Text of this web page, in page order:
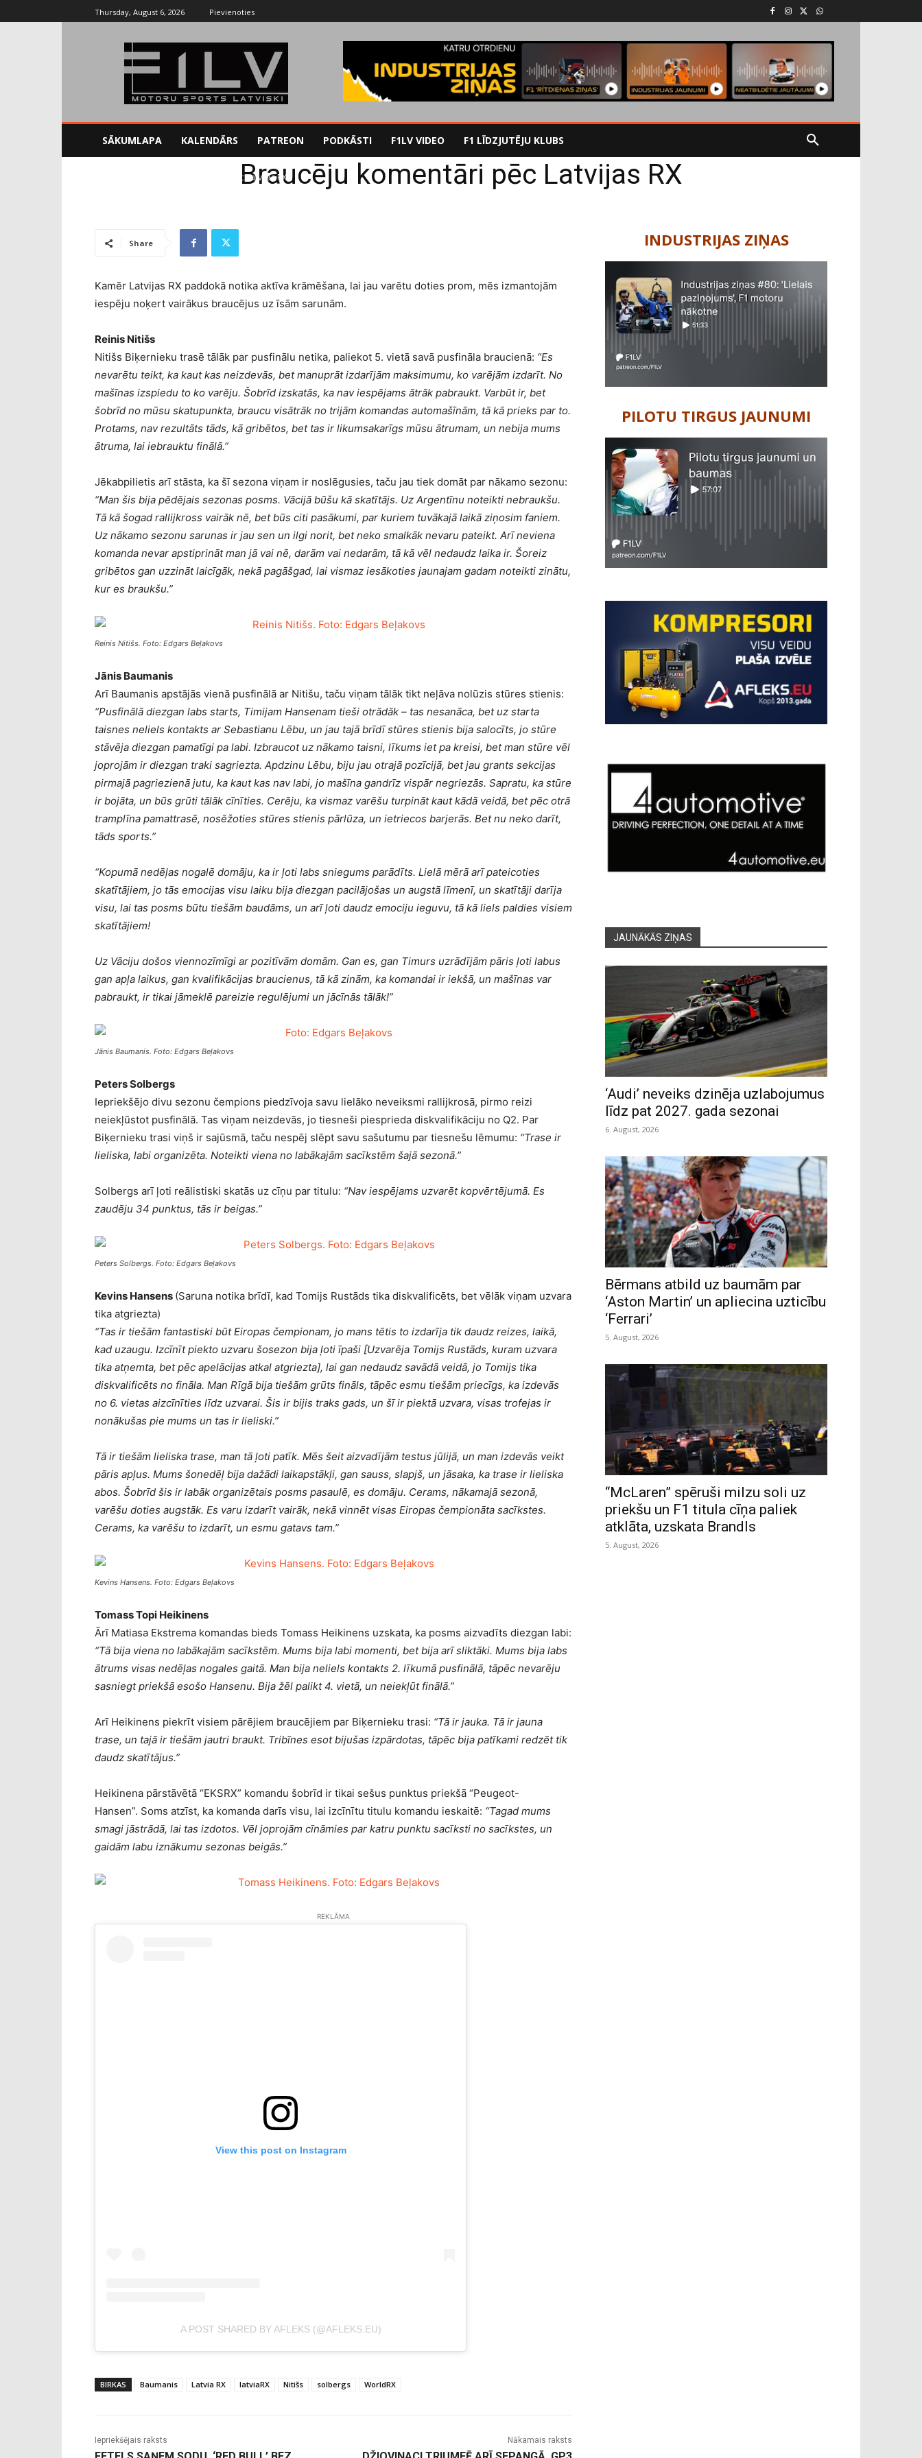
Thursday, August 6, 2026 Pievienoties
SĀKUMLAPA KALENDĀRS PATREON PODKĀSTI F1LV VIDEO F1 LĪDZJUTĒJU KLUBS
Braucēju komentāri pēc Latvijas RXBraucēju komentāri pēc Latvijas RX
Share
Kamēr Latvijas RX paddokā notika aktīva krāmēšana, lai jau varētu doties prom, mēs izmantojām
iespēju noķert vairākus braucējus uz īsām sarunām.
Reinis Nitišs
Nitišs Biķernieku trasē tālāk par pusfinālu netika, paliekot 5. vietā savā pusfināla braucienā: “Es
nevarētu teikt, ka kaut kas neizdevās, bet manuprāt izdarījām maksimumu, ko varējām izdarīt. No
mašīnas izspiedu to ko varēju. Šobrīd izskatās, ka nav iespējams ātrāk pabraukt. Varbūt ir, bet
šobrīd no mūsu skatupunkta, braucu visātrāk no trijām komandas automašīnām, tā kā prieks par to.
Protams, nav rezultāts tāds, kā gribētos, bet tas ir likumsakarīgs mūsu ātrumam, un nebija mums
ātruma, lai iebrauktu finālā.”
Jēkabpilietis arī stāsta, ka šī sezona viņam ir noslēgusies, taču jau tiek domāt par nākamo sezonu:
“Man šis bija pēdējais sezonas posms. Vācijā būšu kā skatītājs. Uz Argentīnu noteikti nebraukšu.
Tā kā šogad rallijkross vairāk nē, bet būs citi pasākumi, par kuriem tuvākajā laikā ziņosim faniem.
Uz nākamo sezonu sarunas ir jau sen un ilgi norit, bet neko smalkāk nevaru pateikt. Arī neviena
komanda nevar apstiprināt man jā vai nē, darām vai nedarām, tā kā vēl nedaudz laika ir. Šoreiz
gribētos gan uzzināt laicīgāk, nekā pagāšgad, lai vismaz iesākoties jaunajam gadam noteikti zinātu,
kur es braukšu.”
Reinis Nitišs. Foto: Edgars Beļakovs
Jānis Baumanis
Arī Baumanis apstājās vienā pusfinālā ar Nitišu, taču viņam tālāk tikt neļāva nolūzis stūres stienis:
“Pusfinālā diezgan labs starts, Timijam Hansenam tieši otrādāk – tas nesanāca, bet uz starta
taisnes neliels kontakts ar Sebastianu Lēbu, un jau tajā brīdī stūres stienis bija salocīts, jo stūre
stāvēja diezgan pamatīgi pa labi. Izbraucot uz nākamo taisni, līkums iet pa kreisi, bet man stūre vēl
joprojām ir diezgan traki sagriezta. Apdzinu Lēbu, biju jau otrajā pozīcijā, bet jau grants sekcijas
pirmajā pagriezienā jutu, ka kaut kas nav labi, jo mašīna gandrīz vispār negriezās. Sapratu, ka stūre
ir bojāta, un būs grūti tālāk cīnīties. Cerēju, ka vismaz varēšu turpināt kaut kādā veidā, bet pēc otrā
tramplīna pamattrasē, nosēžoties stūres stienis pārlūza, un ietriecos barjerās. Bet nu neko darīt,
tāds sports.”
“Kopumā nedēļas nogalē domāju, ka ir ļoti labs sniegums parādīts. Lielā mērā arī pateicoties
skatītājiem, jo tās emocijas visu laiku bija diezgan pacilājošas un augstā līmenī, un skatītāji darīja
visu, lai tas posms būtu tiešām baudāms, un arī ļoti daudz emociju ieguvu, tā kā liels paldies visiem
skatītājiem!
Uz Vāciju došos viennozīmīgi ar pozitīvām domām. Gan es, gan Timurs uzrādījām pāris ļoti labus
gan apļa laikus, gan kvalifikācijas braucienus, tā kā zinām, ka komandai ir iekšā, un mašīnas var
pabraukt, ir tikai jāmeklē pareizie regulējumi un jācīnās tālāk!”
Jānis Baumanis. Foto: Edgars Beļakovs
Peters Solbergs
Iepriekšējo divu sezonu čempions piedzīvoja savu lielāko neveiksmi rallijkrosā, pirmo reizi
neiekļūstot pusfinālā. Tas viņam neizdevās, jo tiesneši piesprieda diskvalifikāciju no Q2. Par
Biķernieku trasi viņš ir sajūsmā, taču nespēj slēpt savu sašutumu par tiesnešu lēmumu: “Trase ir
lieliska, labi organizēta. Noteikti viena no labākajām sacīkstēm šajā sezonā.”
Solbergs arī ļoti reālistiski skatās uz cīņu par titulu: “Nav iespējams uzvarēt kopvērtējumā. Es
zaudēju 34 punktus, tās ir beigas.”
Peters Solbergs. Foto: Edgars Beļakovs
Kevins Hansens (Saruna notika brīdī, kad Tomijs Rustāds tika diskvalificēts, bet vēlāk viņam uzvara
tika atgriezta)
“Tas ir tiešām fantastiski būt Eiropas čempionam, jo mans tētis to izdarīja tik daudz reizes, laikā,
kad uzaugu. Izcīnīt piekto uzvaru šosezon bija ļoti īpaši [Uzvarēja Tomijs Rustāds, kuram uzvara
tika atņemta, bet pēc apelācijas atkal atgriezta], lai gan nedaudz savādā veidā, jo Tomijs tika
diskvalificēts no fināla. Man Rīgā bija tiešām grūts fināls, tāpēc esmu tiešām priecīgs, ka izdevās
no 6. vietas aizcīnīties līdz uzvarai. Šis ir bijis traks gads, un šī ir piektā uzvara, visas trofejas ir
nonākušas pie mums un tas ir lieliski.”
Tā ir tiešām lieliska trase, man tā ļoti patīk. Mēs šeit aizvadījām testus jūlijā, un man izdevās veikt
pāris apļus. Mums šonedēļ bija dažādi laikapstākļi, gan sauss, slapjš, un jāsaka, ka trase ir lieliska
abos. Šobrīd šis ir labāk organizētais posms pasaulē, es domāju. Cerams, nākamajā sezonā,
varēšu doties augstāk. Es varu izdarīt vairāk, nekā vinnēt visas Eiropas čempionāta sacīkstes.
Cerams, ka varēšu to izdarīt, un esmu gatavs tam.”
Kevins Hansens. Foto: Edgars Beļakovs
Tomass Topi Heikinens
Ārī Matiasa Ekstrema komandas bieds Tomass Heikinens uzskata, ka posms aizvadīts diezgan labi:
“Tā bija viena no labākajām sacīkstēm. Mums bija labi momenti, bet bija arī sliktāki. Mums bija labs
ātrums visas nedēļas nogales gaitā. Man bija neliels kontakts 2. līkumā pusfinālā, tāpēc nevarēju
sasniegt priekšā esošo Hansenu. Bija žēl palikt 4. vietā, un neiekļūt finālā.”
Arī Heikinens piekrīt visiem pārējiem braucējiem par Biķernieku trasi: “Tā ir jauka. Tā ir jauna
trase, un tajā ir tiešām jautri braukt. Tribīnes esot bijušas izpārdotas, tāpēc bija patīkami redzēt tik
daudz skatītājus.”
Heikinena pārstāvētā “EKSRX” komandu šobrīd ir tikai sešus punktus priekšā “Peugeot-
Hansen”. Soms atzīst, ka komanda darīs visu, lai izcīnītu titulu komandu ieskaitē: “Tagad mums
smagi jāstrādā, lai tas izdotos. Vēl joprojām cīnāmies par katru punktu sacīksti no sacīkstes, un
gaidām labu iznākumu sezonas beigās.”
REKLĀMA
View this post on Instagram
A POST SHARED BY AFLEKS (@AFLEKS.EU)
BIRKAS Baumanis Latvia RX latviaRX Nitišs solbergs WorldRX
Iepriekšējais raksts Nākamais raksts
INDUSTRIJAS ZIŅAS
PILOTU TIRGUS JAUNUMI
JAUNĀKĀS ZIŅAS
‘Audi’ neveiks dzinēja uzlabojumus
līdz pat 2027. gada sezonai
6. August, 2026
Bērmans atbild uz baumām par
‘Aston Martin’ un apliecina uzticību
‘Ferrari’
5. August, 2026
“McLaren” spēruši milzu soli uz
priekšu un F1 titula cīņa paliek
atklāta, uzskata Brandls
5. August, 2026